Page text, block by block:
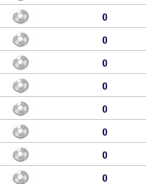
0
0
0
0
0
0
0
0